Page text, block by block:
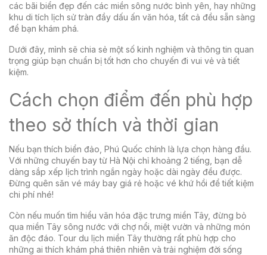
các bãi biển đẹp đến các miền sông nước bình yên, hay những
khu di tích lịch sử tràn đầy dấu ấn văn hóa, tất cả đều sẵn sàng
để bạn khám phá.
Dưới đây, mình sẽ chia sẻ một số kinh nghiệm và thông tin quan
trọng giúp bạn chuẩn bị tốt hơn cho chuyến đi vui vẻ và tiết
kiệm.
Cách chọn điểm đến phù hợp
theo sở thích và thời gian
Nếu bạn thích biển đảo, Phú Quốc chính là lựa chọn hàng đầu.
Với những chuyến bay từ Hà Nội chỉ khoảng 2 tiếng, bạn dễ
dàng sắp xếp lịch trình ngắn ngày hoặc dài ngày đều được.
Đừng quên săn vé máy bay giá rẻ hoặc vé khứ hồi để tiết kiệm
chi phí nhé!
Còn nếu muốn tìm hiểu văn hóa đặc trưng miền Tây, đừng bỏ
qua miền Tây sông nước với chợ nổi, miệt vườn và những món
ăn độc đáo. Tour du lịch miền Tây thường rất phù hợp cho
những ai thích khám phá thiên nhiên và trải nghiệm đời sống